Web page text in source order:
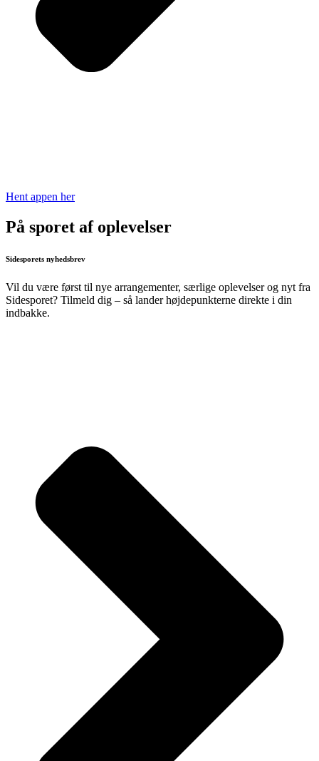
Hent appen her
På sporet af oplevelser
Sidesporets nyhedsbrev
Vil du være først til nye arrangementer, særlige oplevelser og nyt fra
Sidesporet? Tilmeld dig – så lander højdepunkterne direkte i din
indbakke.